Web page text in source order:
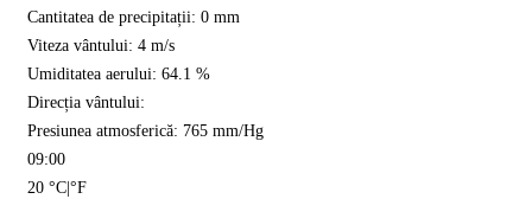
Cantitatea de precipitații: 0 mm
Viteza vântului: 4 m/s
Umiditatea aerului: 64.1 %
Direcția vântului:
Presiunea atmosferică: 765 mm/Hg
09:00
20 °C °F